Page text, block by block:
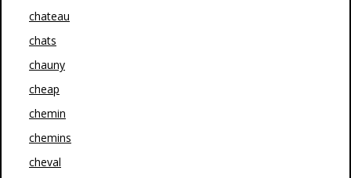
chateau
chats
chauny
cheap
chemin
chemins
cheval